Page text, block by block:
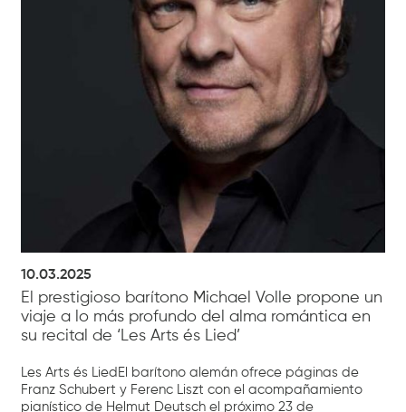
10.03.2025
El prestigioso barítono Michael Volle propone un
viaje a lo más profundo del alma romántica en
su recital de ‘Les Arts és Lied’
Les Arts és LiedEl barítono alemán ofrece páginas de
Franz Schubert y Ferenc Liszt con el acompañamiento
pianístico de Helmut Deutsch el próximo 23 de